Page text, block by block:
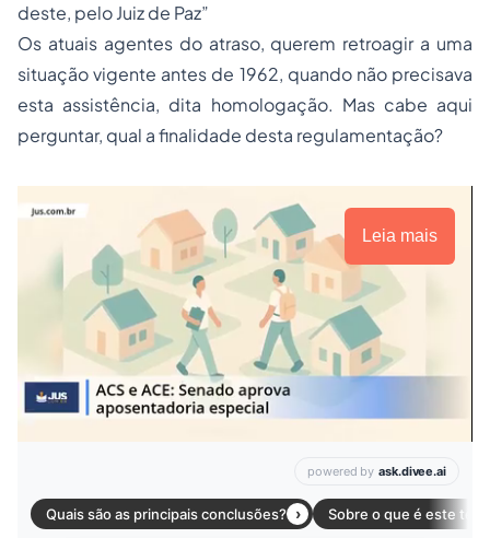
deste, pelo Juiz de Paz”
Os atuais agentes do atraso, querem retroagir a uma
situação vigente antes de 1962, quando não precisava
esta assistência, dita homologação. Mas cabe aqui
perguntar, qual a finalidade desta regulamentação?
Leia mais